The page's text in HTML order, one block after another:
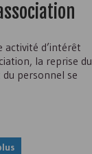
activité d’intérêt
la reprise du
personnel se